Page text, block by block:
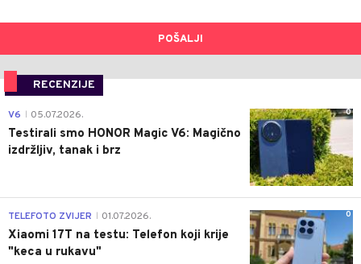
POŠALJI
RECENZIJE
0
V6 05.07.2026.
Testirali smo HONOR Magic V6: Magično
izdržljiv, tanak i brz
0
TELEFOTO ZVIJER 01.07.2026.
Xiaomi 17T na testu: Telefon koji krije
"keca u rukavu"